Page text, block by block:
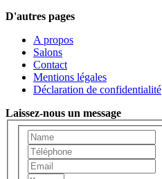
D'autres pages
A propos
Salons
Contact
Mentions légales
Déclaration de confidentialité
Laissez-nous un message